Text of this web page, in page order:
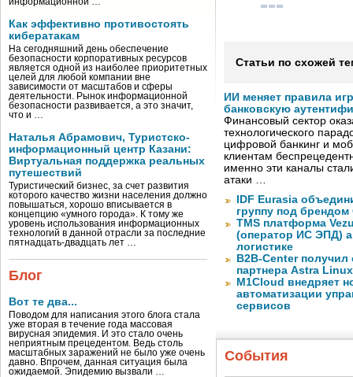
Как эффективно противостоять
кибератакам
На сегодняшний день обеспечение
безопасности корпоративных ресурсов
является одной из наиболее приоритетных
целей для любой компании вне
зависимости от масштабов и сферы
деятельности. Рынок информационной
безопасности развивается, а это значит,
что и …
Наталья Абрамович, Туристско-
информационный центр Казани:
Виртуальная поддержка реальных
путешествий
Туристический бизнес, за счет развития
которого качество жизни населения должно
повышаться, хорошо вписывается в
концепцию «умного города». К тому же
уровень использования информационных
технологий в данной отрасли за последние
пятнадцать-двадцать лет …
Блог
Вот те два...
Поводом для написания этого блога стала
уже вторая в течение года массовая
вирусная эпидемия. И это стало очень
неприятным прецедентом. Ведь столь
масштабных заражений не было уже очень
давно. Впрочем, данная ситуация была
ожидаемой. Эпидемию вызвали …
Статьи по схожей
ИИ меняет правила
банковскую
Финансовый сектор
технологического
цифровой банкинг и
клиентам
именно эти каналы
атаки …
IDF Eurasia
группу под
TMS платформа
(оператор ИС ЭПД)
логистике
B2B-Center получил
партнера Astra Linux
M1Cloud внедряет
автоматизации
сервисов
События